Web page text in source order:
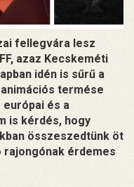
fellegvára lesz
azaz Kecskeméti
idén is sűrű a
termése
és a
is kérdés, hogy
összeszedtünk öt
rajongónak érdemes